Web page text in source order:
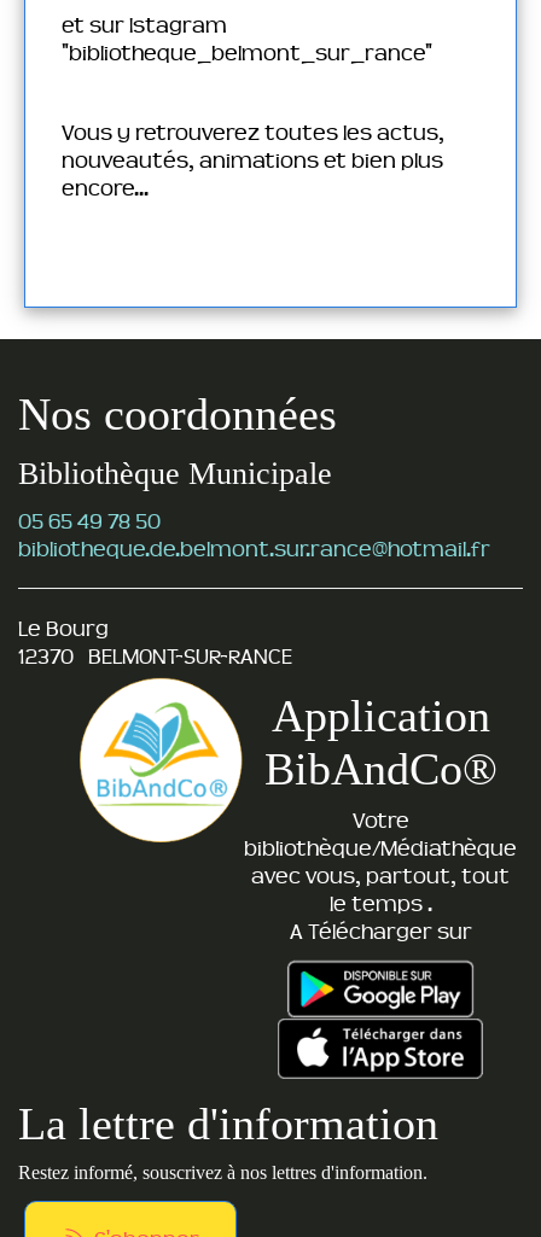
et sur Istagram
"bibliotheque_belmont_sur_rance"
Vous y retrouverez toutes les actus,
nouveautés, animations et bien plus
encore...
Nos coordonnées
Bibliothèque Municipale
05 65 49 78 50
bibliotheque.de.belmont.sur.rance@hotmail.fr
Le Bourg
12370 BELMONT-SUR-RANCE
Application
BibAndCo®
Votre
bibliothèque/Médiathèque
avec vous, partout, tout
le temps .
A Télécharger sur
La lettre d'information
Restez informé, souscrivez à nos lettres d'information.